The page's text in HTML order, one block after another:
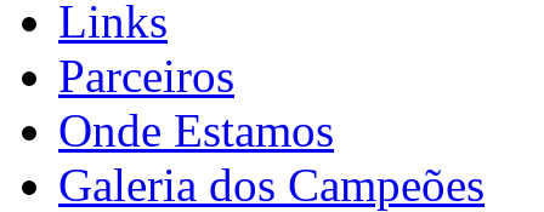
Links
Parceiros
Onde Estamos
Galeria dos Campeões